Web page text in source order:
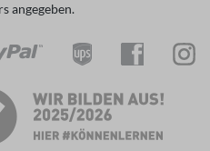
angegeben.